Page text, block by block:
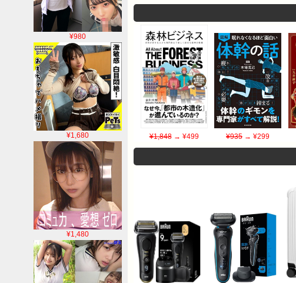
¥980
¥1,680
¥1,480
¥1,848→ ¥499 ¥935 → ¥299